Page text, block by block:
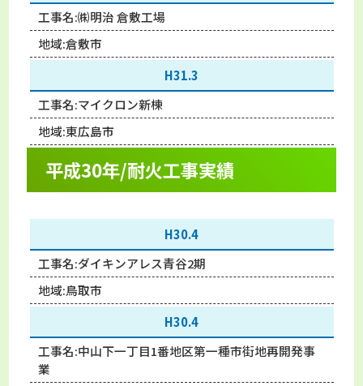
工事名:㈱明治 倉敷工場
地域:倉敷市
H31.3
工事名:マイクロン新棟
地域:東広島市
平成30年/耐火工事実績
H30.4
工事名:ダイキンアレス青谷2期
地域:鳥取市
H30.4
工事名:中山下一丁目1番地区第一種市街地再開発事
業